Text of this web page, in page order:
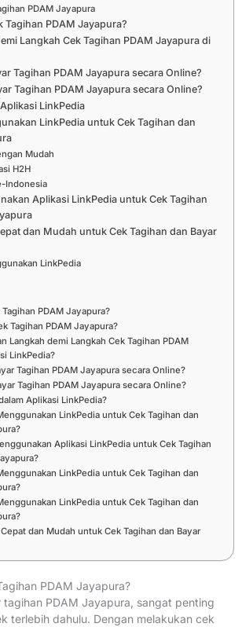
PDAM Jayapura
Tagihan PDAM Jayapura?
Langkah Cek Tagihan PDAM Jayapura di
Tagihan PDAM Jayapura secara Online?
Tagihan PDAM Jayapura secara Online?
LinkPedia
LinkPedia untuk Cek Tagihan dan
Mudah
H2H
Indonesia
Aplikasi LinkPedia untuk Cek Tagihan
dan Mudah untuk Cek Tagihan dan Bayar
LinkPedia
PDAM Jayapura?
Tagihan PDAM Jayapura?
Langkah demi Langkah Cek Tagihan PDAM
LinkPedia?
Tagihan PDAM Jayapura secara Online?
Tagihan PDAM Jayapura secara Online?
Aplikasi LinkPedia?
LinkPedia untuk Cek Tagihan dan
Aplikasi LinkPedia untuk Cek Tagihan
LinkPedia untuk Cek Tagihan dan
LinkPedia untuk Cek Tagihan dan
dan Mudah untuk Cek Tagihan dan Bayar
PDAM Jayapura?
tagihan PDAM Jayapura, sangat penting
terlebih dahulu. Dengan melakukan cek